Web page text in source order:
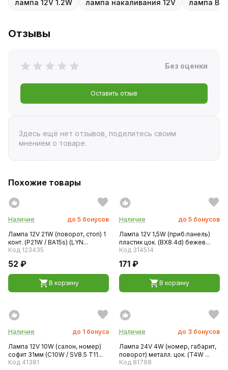
лампа 12V 1.2W лампа накаливания 12V лампа
Отзывы
Без оценки
Оставить отзыв
Здесь ещё нет отзывов, поделитесь своим
мнением о товаре.
Похожие товары
Наличие до 5 бонусов
Лампа 12V 21W (поворот, стоп) 1
конт. (P21W / BA15s) (LYN...
Код 123435
52 ₽
В корзину
Наличие до 5 бонусов
Лампа 12V 1,5W (приб.панель)
пластик цок. (BX8.4d) бежев...
Код 314514
171 ₽
В корзину
Наличие до 1 бонуса
Лампа 12V 10W (салон, номер)
софит 31мм (C10W / SV8.5 T11...
Код 41381
Наличие до 3 бонусов
Лампа 24V 4W (номер, габарит,
поворот) металл. цок. (T4W ...
Код 81798